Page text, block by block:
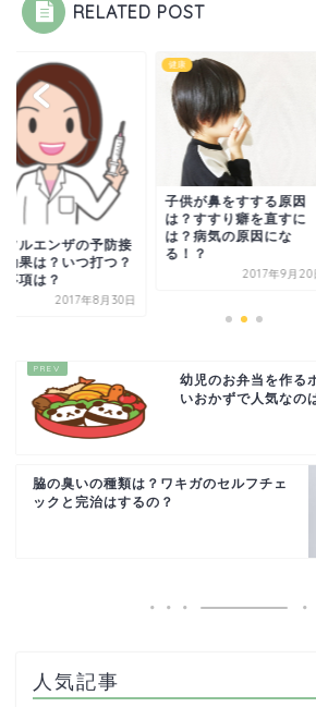
RELATED POST
フルエンザの予防接
効果は？いつ打つ？
事項は？
2017年8月30日
健康
子供が鼻をすする原因
は？すすり癖を直すに
は？病気の原因にな
る！？
2017年9月20
幼児のお弁当を作る
いおかずで人気なの
脇の臭いの種類は？ワキガのセルフチェ
ックと完治はするの？
人気記事